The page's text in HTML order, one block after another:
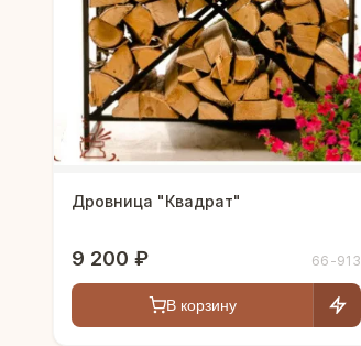
Дровница "Квадрат"
9 200 ₽ 66-913
В корзину